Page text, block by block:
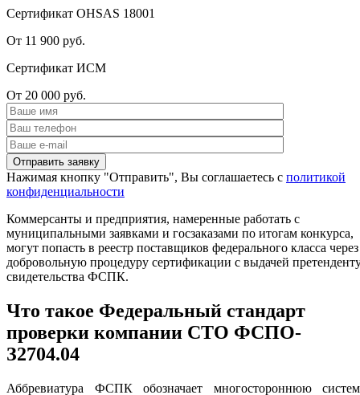
Сертификат OHSAS 18001
От 11 900 руб.
Сертификат ИСМ
От 20 000 руб.
Нажимая кнопку "Отправить", Вы соглашаетесь с политикой
конфиденциальности
Коммерсанты и предприятия, намеренные работать с
муниципальными заявками и госзаказами по итогам конкурса,
могут попасть в реестр поставщиков федерального класса через
добровольную процедуру сертификации с выдачей
свидетельства ФСПК.
Что такое Федеральный стандарт
проверки компании СТО ФСПО-
З2704.04
Аббревиатура ФСПК обозначает многостороннюю